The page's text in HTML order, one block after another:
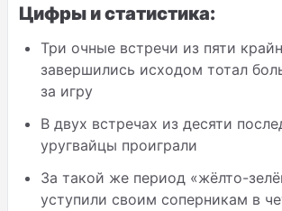
Цифры и статистика:
Три очные встречи из пяти
завершились исходом тотал
за игру
В двух встречах из десяти
уругвайцы проиграли
За такой же период «жёлто-
уступили своим соперникам в